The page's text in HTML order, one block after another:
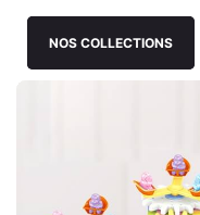
NOS COLLECTIONS